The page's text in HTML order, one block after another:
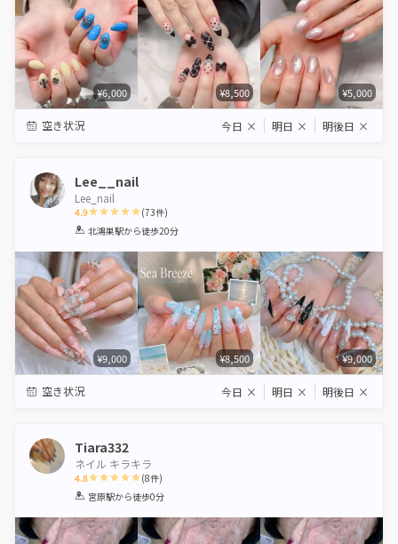
¥6,000 ¥8,500 ¥5,000
空き状況 今日 × 明日 × 明後日 ×
Lee__nail
Lee_nail
4.9
1 2 3 4 5
(73件)
北鴻巣駅から徒歩20分
¥9,000 ¥8,500 ¥9,000
空き状況 今日 × 明日 × 明後日 ×
Tiara332
ネイル キラキラ
4.8
1 2 3 4 5
(8件)
宮原駅から徒歩0分